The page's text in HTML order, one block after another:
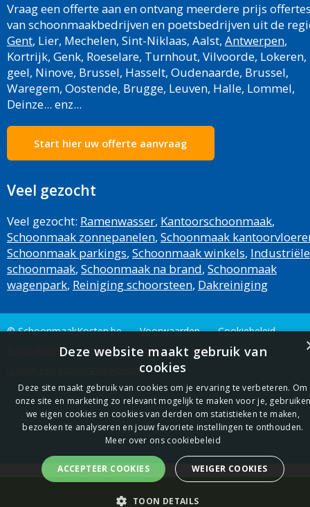
Vraag een offerte aan en ontvang meerdere prijs
van schoonmaakbedrijven en poetsbedrijven uit de
Gent, Lier, Mechelen, Sint-Niklaas, Aalst, Antwerpen,
Kortrijk, Genk, Roeselare, Turnhout, Vilvoorde, Lokeren,
geel, Ninove, Brussel, Hasselt, Oudenaarde, Brussel,
Waregem, Oostende, Brugge, Leuven, Halle, Lommel,
Deinze... enz...
Start hier uw offerte aanvraag
Veel gezocht
Veel gezocht: Ramenwasser, Kantoorschoonmaak,
Schoonmaak zonnepanelen, Schoonmaak
Schoonmaak parkings, Schoonmaak winkels, Industriële
schoonmaak, Schoonmaak na brand, Schoonmaak
wagenpark, Reiniging schoorsteen, Dakreiniging
© SchoonmaakKosten.be Voorwaarden
Cookiebeleid
Privacybeleid
Sitemap Contact
Links
U bent een schoonmaakbedrijf?
Offerte
Deze website maakt gebruik van
cookies
Deze site maakt gebruik van cookies om je ervaring te verbeteren. Om
onze site en marketing zo relevant mogelijk te maken voor je,
we eigen cookies en cookies van derden om statistieken te maken,
bezoeken te analyseren en jouw favoriete instellingen te onthouden.
Meer over ons cookiebeleid
ACCEPTEER COOKIES WEIGER COOKIES
TOON DETAILS